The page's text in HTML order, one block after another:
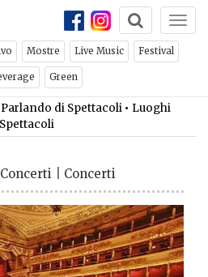
Mostre Live Music Festival
Green
Parlando di Spettacoli • Luoghi
Spettacoli
Concerti